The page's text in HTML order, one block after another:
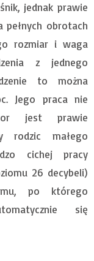
jednak prawie
pełnych obrotach
rozmiar i waga
z jednego
to można
Jego praca nie
jest prawie
rodzic małego
cichej pracy
26 decybeli)
po którego
się